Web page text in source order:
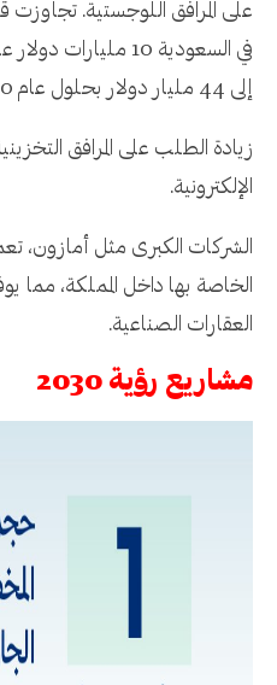
على المرافق اللوجستية. تجاوزت
إلى 44 مليار دولار بحلول عام 2030.
زيادة الطلب على المرافق
الإلكترونية.
الشركات الكبرى مثل أمازون،
الخاصة بها داخل المملكة، مما
العقارات الصناعية.
مشاريع رؤية 2030